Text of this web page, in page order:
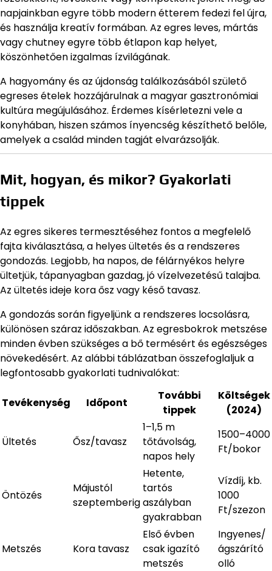
napjainkban egyre több modern étterem fedezi fel újra,
és használja kreatív formában. Az egres leves, mártás
vagy chutney egyre több étlapon kap helyet,
köszönhetően izgalmas ízvilágának.
A hagyomány és az újdonság találkozásából születő
egreses ételek hozzájárulnak a magyar gasztronómiai
kultúra megújulásához. Érdemes kísérletezni vele a
konyhában, hiszen számos ínyencség készíthető belőle,
amelyek a család minden tagját elvarázsolják.
Mit, hogyan, és mikor? Gyakorlati
tippek
Az egres sikeres termesztéséhez fontos a megfelelő
fajta kiválasztása, a helyes ültetés és a rendszeres
gondozás. Legjobb, ha napos, de félárnyékos helyre
ültetjük, tápanyagban gazdag, jó vízelvezetésű talajba.
Az ültetés ideje kora ősz vagy késő tavasz.
A gondozás során figyeljünk a rendszeres locsolásra,
különösen száraz időszakban. Az egresbokrok metszése
minden évben szükséges a bő termésért és egészséges
növekedésért. Az alábbi táblázatban összefoglaljuk a
legfontosabb gyakorlati tudnivalókat:
Tevékenység Időpont
További
tippek
Költségek
(2024)
Ültetés Ősz/tavasz
1–1,5 m
tőtávolság,
napos hely
1500–4000
Ft/bokor
Öntözés
Májustól
szeptemberig
Hetente,
tartós
aszályban
gyakrabban
Vízdíj, kb.
1000
Ft/szezon
Metszés Kora tavasz
Első évben
csak igazító
metszés
Ingyenes/
ágszárító
olló